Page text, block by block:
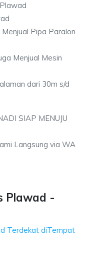
Pipa Paralon
Menjual Mesin
dari 30m s/d
SIAP MENUJU
Langsung via WA
Plawad -
Terdekat diTempat